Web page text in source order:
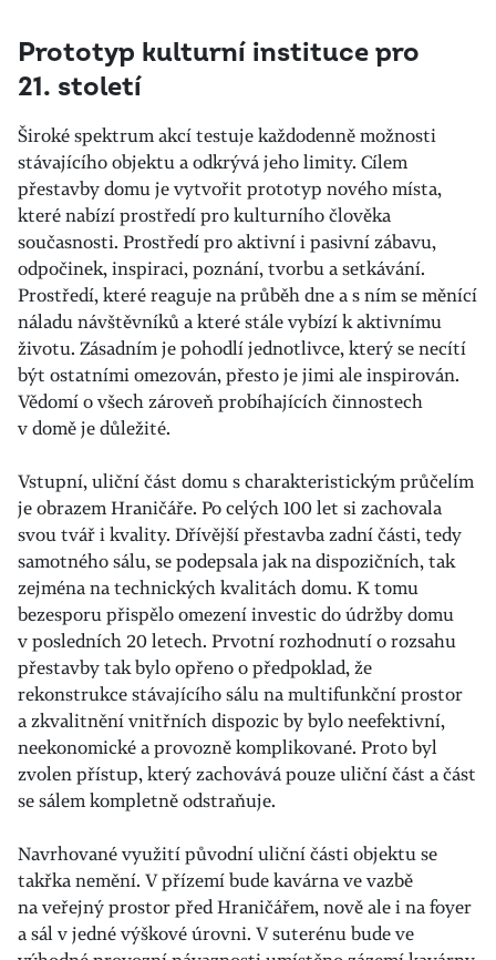
Prototyp kulturní instituce pro
21. století
Široké spektrum akcí testuje každodenně možnosti
stávajícího objektu a odkrývá jeho limity. Cílem
přestavby domu je vytvořit prototyp nového místa,
které nabízí prostředí pro kulturního člověka
současnosti. Prostředí pro aktivní i pasivní zábavu,
odpočinek, inspiraci, poznání, tvorbu a setkávání.
Prostředí, které reaguje na průběh dne a s ním se měnící
náladu návštěvníků a které stále vybízí k aktivnímu
životu. Zásadním je pohodlí jednotlivce, který se necítí
být ostatními omezován, přesto je jimi ale inspirován.
Vědomí o všech zároveň probíhajících činnostech
v domě je důležité.
Vstupní, uliční část domu s charakteristickým průčelím
je obrazem Hraničáře. Po celých 100 let si zachovala
svou tvář i kvality. Dřívější přestavba zadní části, tedy
samotného sálu, se podepsala jak na dispozičních, tak
zejména na technických kvalitách domu. K tomu
bezesporu přispělo omezení investic do údržby domu
v posledních 20 letech. Prvotní rozhodnutí o rozsahu
přestavby tak bylo opřeno o předpoklad, že
rekonstrukce stávajícího sálu na multifunkční prostor
a zkvalitnění vnitřních dispozic by bylo neefektivní,
neekonomické a provozně komplikované. Proto byl
zvolen přístup, který zachovává pouze uliční část a část
se sálem kompletně odstraňuje.
Navrhované využití původní uliční části objektu se
takřka nemění. V přízemí bude kavárna ve vazbě
na veřejný prostor před Hraničářem, nově ale i na foyer
a sál v jedné výškové úrovni. V suterénu bude ve